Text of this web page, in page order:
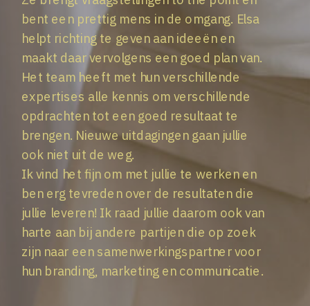
bent een prettig mens in de omgang. Elsa
helpt richting te geven aan ideeën en
maakt daar vervolgens een goed plan van.
Het team heeft met hun verschillende
expertises alle kennis om verschillende
opdrachten tot een goed resultaat te
brengen. Nieuwe uitdagingen gaan jullie
ook niet uit de weg.
Ik vind het fijn om met jullie te werken en
ben erg tevreden over de resultaten die
jullie leveren! Ik raad jullie daarom ook van
harte aan bij andere partijen die op zoek
zijn naar een samenwerkingspartner voor
hun branding, marketing en communicatie.